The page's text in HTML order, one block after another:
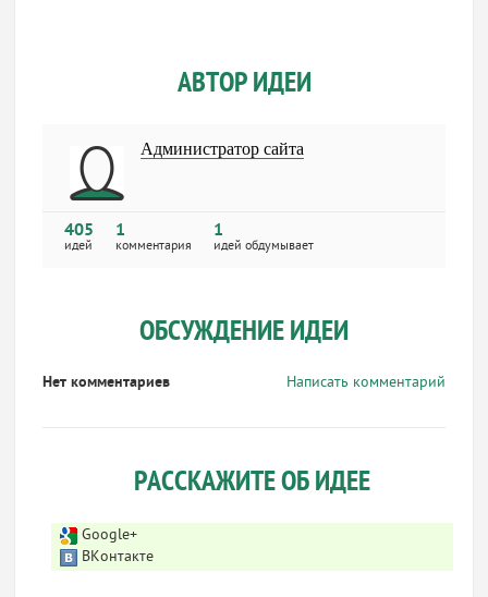
АВТОР ИДЕИ
Администратор сайта
405
идей
1
комментария
1
идей обдумывает
ОБСУЖДЕНИЕ ИДЕИ
Написать комментарий
Нет комментариев
РАССКАЖИТЕ ОБ ИДЕЕ
Google+
ВКонтакте